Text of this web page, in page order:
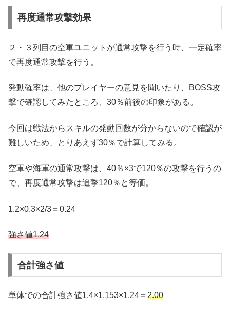
再度通常攻撃効果
２・３列目の空軍ユニットが通常攻撃を行う時、一定確率
で再度通常攻撃を行う。
発動確率は、他のプレイヤーの意見を聞いたり、BOSS攻
撃で確認してみたところ、30％前後の印象がある。
今回は戦法からスキルの発動回数が分からないので確認が
難しいため、とりあえず30％で計算してみる。
空軍や海軍の通常攻撃は、40％×3で120％の攻撃を行うの
で、再度通常攻撃は追撃120％と等価。
1.2×0.3×2/3＝0.24
強さ値1.24
合計強さ値
単体での合計強さ値1.4×1.153×1.24＝ 2.00